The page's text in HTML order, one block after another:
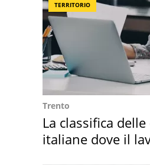
TERRITORIO
Trento
La classifica
italiane dove il